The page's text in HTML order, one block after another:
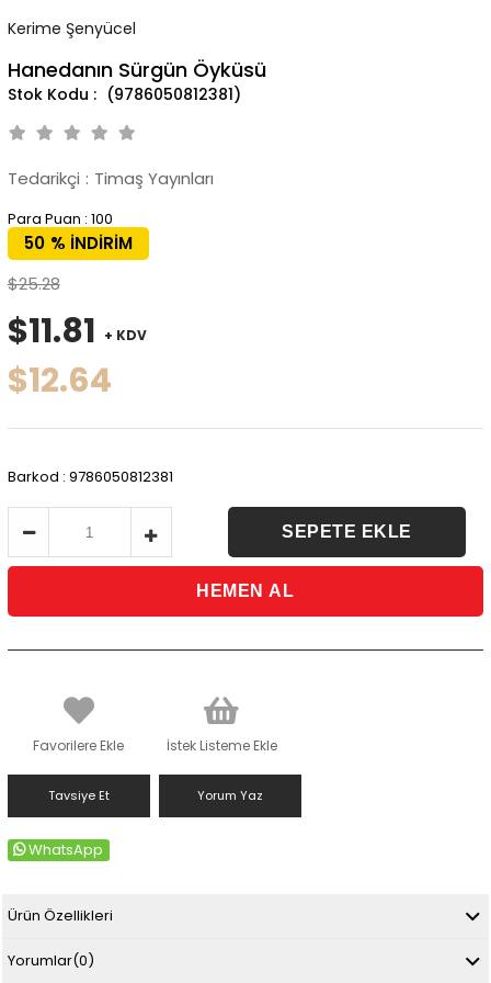
Kerime Şenyücel
Hanedanın Sürgün Öyküsü
(9786050812381)
Tedarikçi : Timaş Yayınları
Para Puan : 100
%
50
İNDIRIM
$25.28
$11.81 + KDV
$12.64
Barkod : 9786050812381
Favorilere Ekle İstek Listeme Ekle
Tavsiye Et Yorum Yaz
WhatsApp
Ürün Özellikleri
Yorumlar(0)